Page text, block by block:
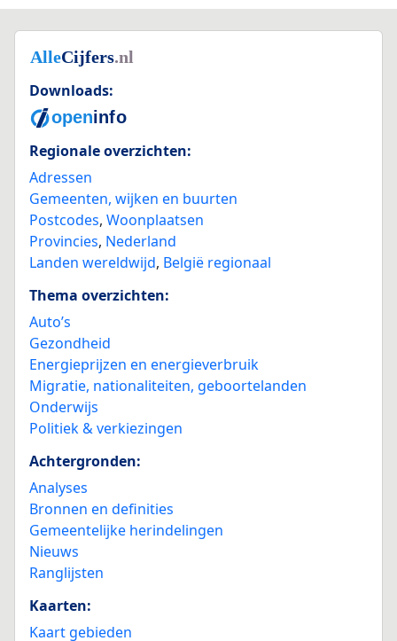
Downloads:
Regionale overzichten:
Adressen
Gemeenten, wijken en buurten
Postcodes, Woonplaatsen
Provincies, Nederland
Landen wereldwijd, België regionaal
Thema overzichten:
Auto’s
Gezondheid
Energieprijzen en energieverbruik
Migratie, nationaliteiten, geboortelanden
Onderwijs
Politiek & verkiezingen
Achtergronden:
Analyses
Bronnen en definities
Gemeentelijke herindelingen
Nieuws
Ranglijsten
Kaarten:
Kaart gebieden